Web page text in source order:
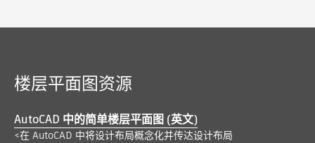
楼层平面图资源
AutoCAD 中的简单楼层平面图 (英文)
<在 AutoCAD 中将设计布局概念化并传达设计布局